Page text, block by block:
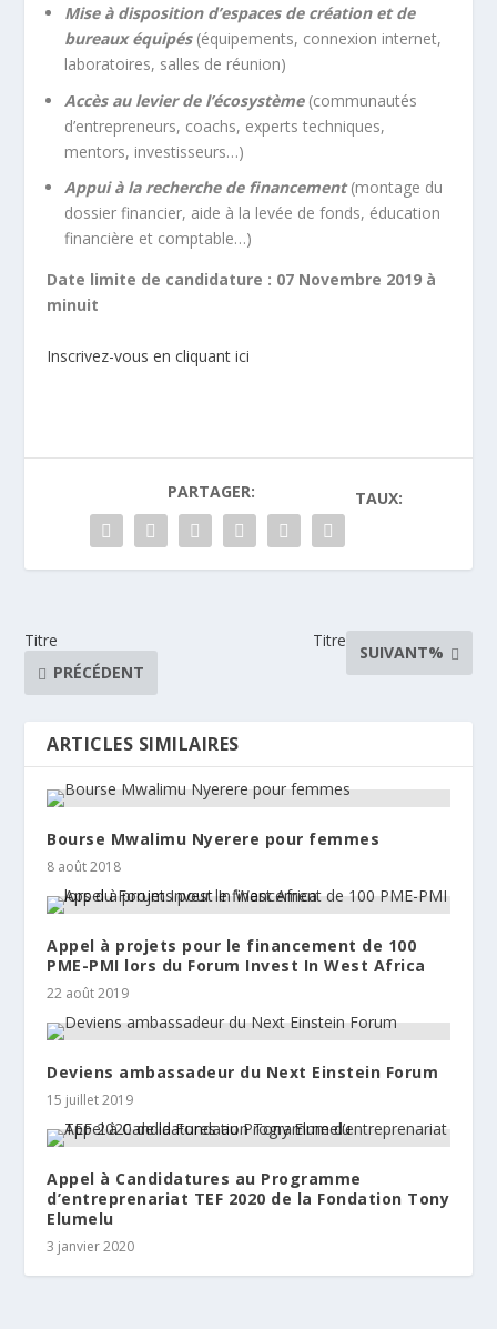
Mise à disposition d’espaces de création et de
bureaux équipés(équipements, connexion internet,
laboratoires, salles de réunion)
Accès au levier de l’écosystème(communautés
d’entrepreneurs, coachs, experts techniques,
mentors, investisseurs…)
Appui à la recherche de financement(montage du
dossier financier, aide à la levée de fonds, éducation
financière et comptable…)
Date limite de candidature : 07 Novembre 2019 à
minuit
Inscrivez-vous en cliquant ici
PARTAGER: TAUX:
Titre
PRÉCÉDENT
Titre
SUIVANT%
ARTICLES SIMILAIRES
Bourse Mwalimu Nyerere pour femmes
8 août 2018
Appel à projets pour le financement de 100
PME-PMI lors du Forum Invest In West Africa
22 août 2019
Deviens ambassadeur du Next Einstein Forum
15 juillet 2019
Appel à Candidatures au Programme
d’entreprenariat TEF 2020 de la Fondation Tony
Elumelu
3 janvier 2020